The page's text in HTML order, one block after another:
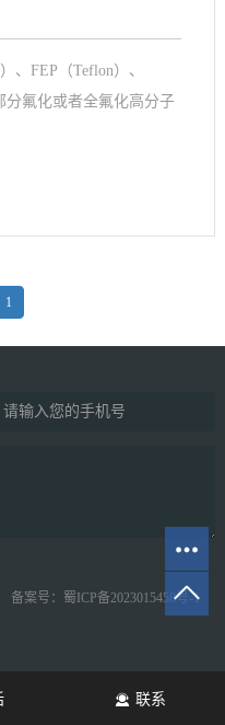
、FEP（Teflon）、
分氟化或者全氟化高分子
1
备案号：蜀ICP备2023015458号-1
联系